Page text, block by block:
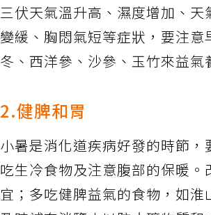
三伏天氣溫升高、濕度增加、
變緩、胸悶氣短等症狀，要注
冬、西洋參、沙參、玉竹來益
2.健脾和胃
小暑是消化道疾病好發的時節
吃生冷食物及注意腹部的保暖
宜；多吃健脾益氣的食物，如